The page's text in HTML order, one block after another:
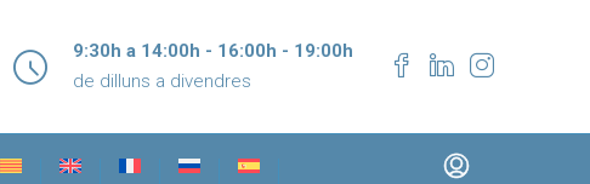
9:30h a 14:00h - 16:00h - 19:00h
de dilluns a divendres